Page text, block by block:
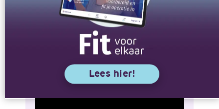
vermelding van ‘vrijwilliger’ naar
info@darmkanker.nl.
Lees hier!